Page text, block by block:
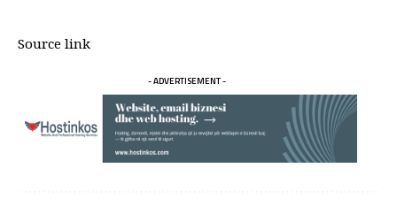
Source link
- ADVERTISEMENT -